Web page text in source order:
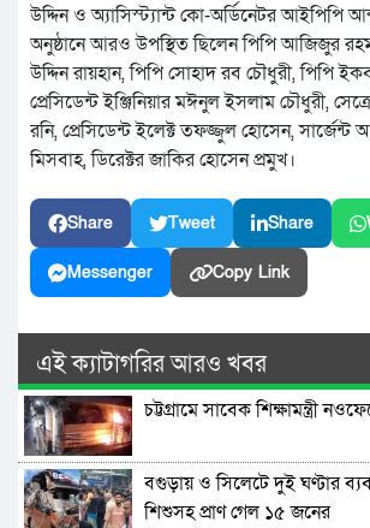
উদ্দিন ও অ্যাসিস্ট্যান্ট কো-অর্ডিনেটর আইপিপি
অনুষ্ঠানে আরও উপস্থিত ছিলেন পিপি আজিজুর
উদ্দিন রায়হান, পিপি সোহাদ রব চৌধুরী, পিপি
প্রেসিডেন্ট ইঞ্জিনিয়ার মঈনুল ইসলাম চৌধুরী,
রনি, প্রেসিডেন্ট ইলেক্ট তফজ্জুল হোসেন, সার্জেন্ট
মিসবাহ, ডিরেক্টর জাকির হোসেন প্রমুখ।
Share Tweet Share
Messenger Copy Link
এই ক্যাটাগরির আরও খবর
চট্টগ্রামে সাবেক শিক্ষামন্ত্রী
বগুড়ায় ও সিলেটে দুই ঘণ্টার
শিশুসহ প্রাণ গেল ১৫ জনের